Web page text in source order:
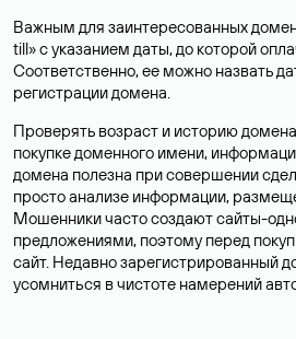
Важным для заинтересованных
till» с указанием даты, до которой
Соответственно, ее можно назвать
регистрации домена.
Проверять возраст и историю
покупке доменного имени,
домена полезна при совершении
просто анализе информации,
Мошенники часто создают сайты-
предложениями, поэтому перед
сайт. Недавно зарегистрированный
усомниться в чистоте намерений